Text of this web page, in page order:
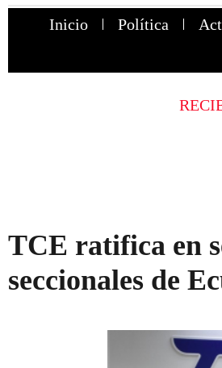
Inicio Política
TCE ratifica en
seccionales de